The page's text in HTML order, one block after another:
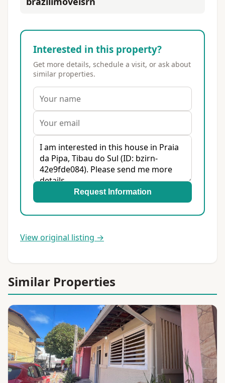
Interested in this property?
Get more details, schedule a visit, or ask about
similar properties.
Request Information
View original listing →
Similar Properties